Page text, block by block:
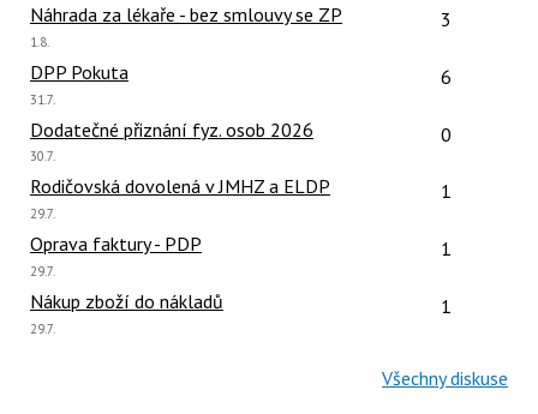
Náhrada za lékaře - bez smlouvy se ZP Počet
3
Poslední
1.8.
DPP Pokuta Počet
6
Poslední
31.7.
Dodatečné přiznání fyz. osob 2026 Počet
0
Poslední
30.7.
Rodičovská dovolená v JMHZ a ELDP Počet
1
Poslední
29.7.
Oprava faktury - PDP Počet
1
Poslední
29.7.
Nákup zboží do nákladů Počet
1
Poslední
29.7.
Všechny diskuse